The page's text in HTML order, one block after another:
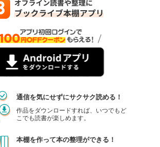
通信を気にせずにサクサク読める！
作品をダウンロードすれば、いつでもど
こでも読書が楽しめます。
本棚を作って本の整理ができる！